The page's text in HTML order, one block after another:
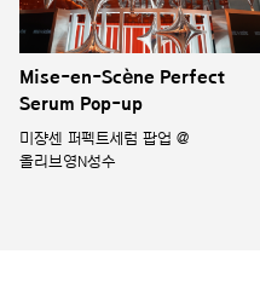
Mise-en-Scène Perfect
Serum Pop-up
미쟝센 퍼펙트세럼 팝업 @
올리브영N성수